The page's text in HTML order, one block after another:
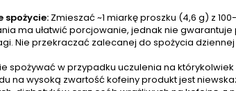
spożycie: Zmieszać ~1 miarkę proszku (4,6 g) z
ma ułatwić porcjowanie, jednak nie
Nie przekraczać zalecanej do spożycia
spożywać w przypadku uczulenia na
na wysoką zwartość kofeiny produkt jest